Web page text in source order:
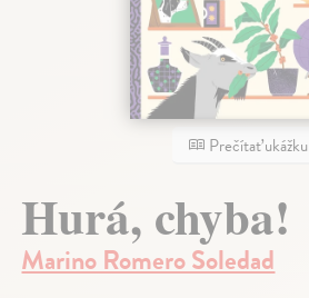
Prečítať ukážku
Hurá, chyba!
Marino Romero Soledad